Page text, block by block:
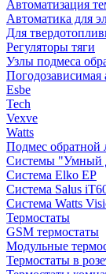
Автоматизация
Автоматика для
Для
Регуляторы тяги
Узлы подмеса
Погодозависимая
Esbe
Tech
Vexve
Watts
Подмес обратной
Системы "Умный
Система Elko EP
Система Salus
Система Watts
Термостаты
GSM термостаты
Модульные
Термостаты в